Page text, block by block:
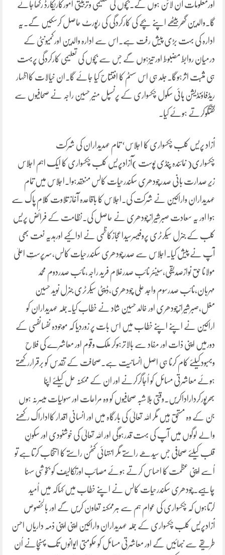
اورمعلومات آن لائن ہوں گے۔بچوں کی تعلیمی وتربیتی اُمورکاریکارڈ رکھاجائے
گا۔والدین گھربیٹھے اپنے بچے کی کارکردگی کی رپورٹ حاصل کرسکیں گے۔یہ
ادارہ کی بہت بڑی پیش رفت ہے۔اس سے ادارہ والدین اورکمیونٹی کے
درمیان روابط مضبوط اور تیزہوں گے جس سے بچوں کی تعلیمی کارکردگی پربہت
ہی مثبت اثرہوگا۔جلد ہی اس سسٹم کا افتتاح کیا جائے گا۔ان خیالات کااظہار
ریڈفاؤنڈیشن ہائی سکول چکسواری کے پرنسپل منیر حسین راجہ نے صحافیوں سے
گفتگوکرتے ہوئے کیا۔
آزاد پریس کلب چکسواری کا اجلاس‘ تمام عہدیداران کی شرکت
چکسواری( نمائندہ پنڈی پوست )آزادپریس کلب چکسواری کا ایک اہم اجلاس
زیرِ صدارت بانی صدرچودھری سکندرحیات کالس منعقدہوا۔اجلاس میں تمام
عہدیداران واراکین نے شرکت کی۔اجلاس کا باقاعدہ آغاز تلاوت کلام پاک سے
ہوا اور یہ سعادت صبرشیرازچودھری نے حاصل کی۔نظامت کے فرائض پریس
کلب کے جنرل سیکرٹری پروفیسرسیداعجازکاظمی نے اداکیے اورہدیہ نعت بھی
آپ نے پیش کیا۔اجلاس سے صدرچودھری سکندرحیات کالس،سرپرستِ اعلیٰ
مولانا حق نوازصدیقی،سینئر نائب صدرغلام فرید راجہ،نائب صدردوم محمد
مہربان،نائب صدرسوم واجد علی چودھری،ڈپٹی سیکرٹری جنرل نوید حسین
مغل،صبرشیرازچودھری اور خالد حسین شاد نے خطاب کیا۔جملہ عہدیداران کو
اراکین نے اپنے اپنے خطاب میں اس بات پر زوردیا کہ موجودہ نفسانفسی کے
دورمیں اپنی ذات اور مفاد سے بالاترہوکر ملک وقوم اور معاشرے کی فلاح
وبہبودکیلئے کام کرنا ہی اصل انسانیت ہے۔صحافت کے تقدس کو برقراررکھتے
ہوئے معاشرتی مسائل کو اُجاگرکرنے اور ان کے ممکنہ حل کیلئے اپنا
بھرپورکرداراداکریں۔وقتی بلاشبہ صحافیوں کو وہ مراعات اور سہولیات میسرنہ ہوں
جن کے وہ مستحق ہیں مگر اللہ تعالیٰ کی بارگاہ میں اور انسانی اقدار کااداراک رکھنے
والے لوگوں میں آپ کی بہت قدرہوگی اور اللہ تعالیٰ کی خوشنودی اور سکونِ
قلب کیلئے صحافی جس سیدھے راستے مگر انتہائی کٹھن راستے کا انتخاب کرتاہے تو
اُسے اپنی عظمت کا احساس کرتے ہوئے مصائب اورتکالیف کو بخوشی سہنا
چاہیے۔چودھری سکندرحیات کالس نے اپنے خطاب میں کہاکہ میں اُمید
کرتاہوں کہ چکسواری کی عوام ہم سے ہرممکنہ تعاون کریں گے اور بالخصوص
آزادپریس کلب چکسواری کے جملہ عہدیداران واراکین اپنی اپنی ذمہ داریاں احسن
طریقے سے نبھائیں گے اور معاشرتی مسائل کو حکومتی ایوانوں تک پہنچانے اُن